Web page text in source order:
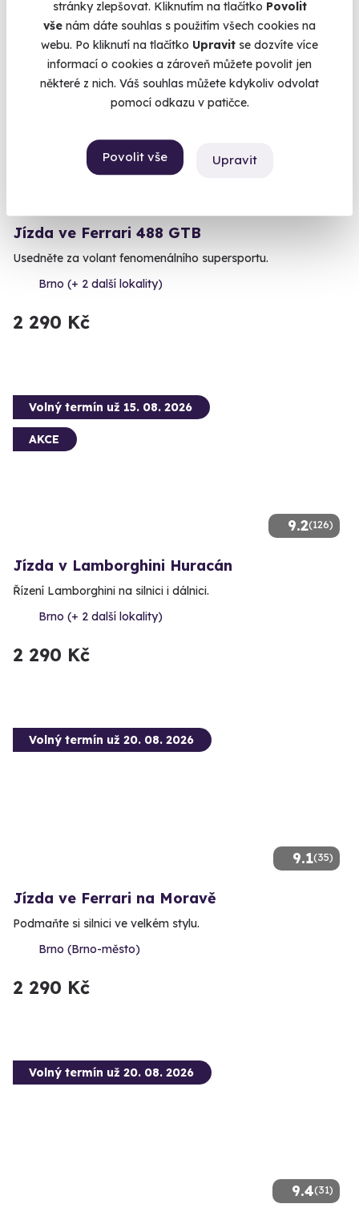
stránky zlepšovat. Kliknutím na tlačítko Povolit
vše nám dáte souhlas s použitím všech cookies na
webu. Po kliknutí na tlačítko Upravit se dozvíte více
informací o cookies a zároveň můžete povolit jen
některé z nich. Váš souhlas můžete kdykoliv odvolat
pomocí odkazu v patičce.
Povolit vše Upravit
Jízda ve Ferrari 488 GTB
Usedněte za volant fenomenálního supersportu.
Brno (+ 2 další lokality)
2 290 Kč
9.2(126)
Volný termín už 15. 08. 2026
AKCE
Jízda v Lamborghini Huracán
Řízení Lamborghini na silnici i dálnici.
Brno (+ 2 další lokality)
2 290 Kč
9.1(35)
Volný termín už 20. 08. 2026
Jízda ve Ferrari na Moravě
Podmaňte si silnici ve velkém stylu.
Brno (Brno-město)
2 290 Kč
9.4(31)
Volný termín už 20. 08. 2026